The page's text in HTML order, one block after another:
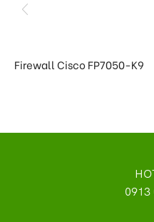
Firewall Cisco FP7050-K9
0913